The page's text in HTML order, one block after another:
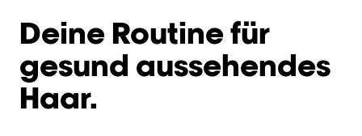
Deine Routine für
gesund aussehendes
Haar.